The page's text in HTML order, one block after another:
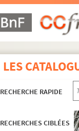
LES
RECHERCHE RAPIDE
RECHERCHES CIBLÉES